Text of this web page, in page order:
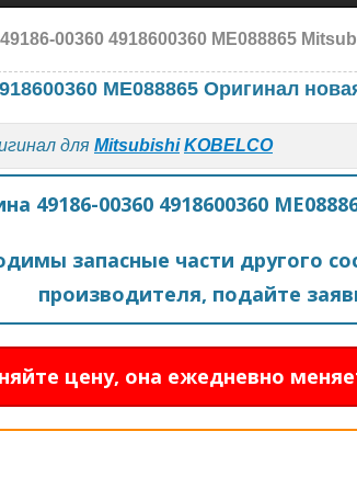
00360 4918600360 ME088865
ME088865 Оригинал
для Mitsubishi KOBELCO
49186-00360 4918600360
запасные части другого
производителя, подайте
цену, она ежедневно